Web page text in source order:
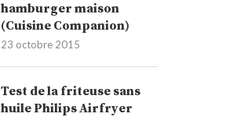
hamburger maison
(Cuisine Companion)
23 octobre 2015
Test de la friteuse sans
huile Philips Airfryer